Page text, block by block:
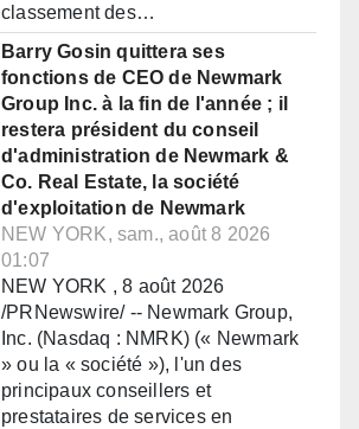
classement des…
Barry Gosin quittera ses
fonctions de CEO de Newmark
Group Inc. à la fin de l'année ; il
restera président du conseil
d'administration de Newmark &
Co. Real Estate, la société
d'exploitation de Newmark
NEW YORK, sam., août 8 2026
01:07
NEW YORK , 8 août 2026
/PRNewswire/ -- Newmark Group,
Inc. (Nasdaq : NMRK) (« Newmark
» ou la « société »), l'un des
principaux conseillers et
prestataires de services en